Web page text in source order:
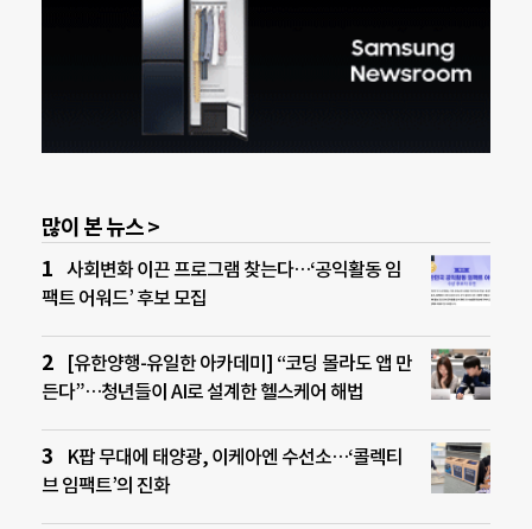
많이 본 뉴스 >
사회변화 이끈 프로그램 찾는다…‘공익활동 임
팩트 어워드’ 후보 모집
[유한양행-유일한 아카데미] “코딩 몰라도 앱 만
든다”…청년들이 AI로 설계한 헬스케어 해법
K팝 무대에 태양광, 이케아엔 수선소…‘콜렉티
브 임팩트’의 진화